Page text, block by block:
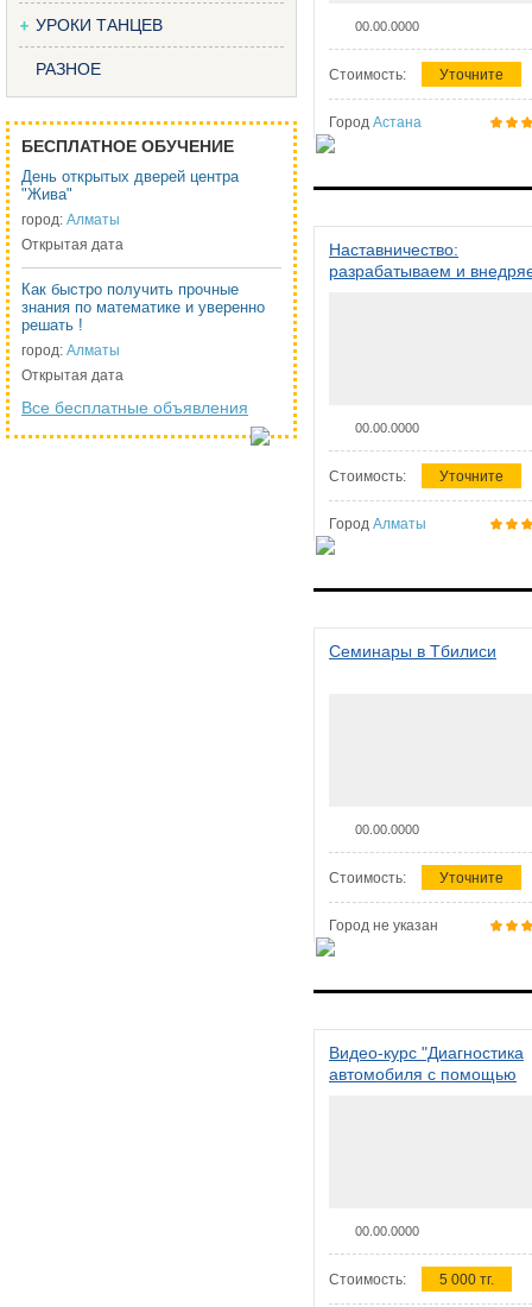
УРОКИ ТАНЦЕВ
РАЗНОЕ
БЕСПЛАТНОЕ ОБУЧЕНИЕ
День открытых дверей центра
"Жива"
город: Алматы
Открытая дата
Как быстро получить прочные
знания по математике и уверенно
решать !
город: Алматы
Открытая дата
Все бесплатные объявления
00.00.0000
Стоимость: Уточните
Город Астана
Наставничество:
разрабатываем и
00.00.0000
Стоимость: Уточните
Город Алматы
Семинары в Тбилиси
00.00.0000
Стоимость: Уточните
Город не указан
Видео-курс "Диагностика
автомобиля с помощью
00.00.0000
Стоимость: 5 000 тг.